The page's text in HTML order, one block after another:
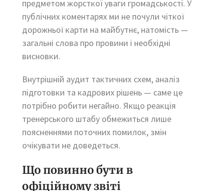
предметом жорсткої уваги громадськості. У
публічних коментарях ми не почули чіткої
дорожньої карти на майбутнє, натомість —
загальні слова про провини і необхідні
висновки.
Внутрішній аудит тактичних схем, аналіз
підготовки та кадрових рішень — саме це
потрібно робити негайно. Якщо реакція
тренерського штабу обмежиться лише
поясненнями поточних помилок, змін
очікувати не доведеться.
Що повинно бути в
офіційному звіті